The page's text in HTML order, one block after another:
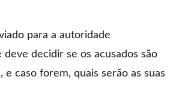
para a autoridade
decidir se os acusados são
e caso forem, quais serão as suas